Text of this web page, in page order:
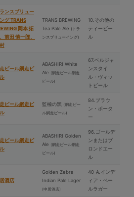
ランスブリュー
グ TRANS
岡本 拓
前⽥ 慎一郎、
TRANS BREWING
Tea Pale Ale (トラ
ンスブリューイング)
10.その他の
ティービー
ル
ビール網走ビ
ABASHIRI White
Ale (網走ビール網走
ビール)
67.ベルジャ
ンスタイ
ル・ヴィッ
トビール
ビール網走ビ
監極の⿊ (網走ビー
ル網走ビール)
84.ブラウ
ン・ポータ
ー
ビール網走ビ
ABASHIRI Golden
Ale (網走ビール網走
ビール)
96.ゴールデ
ンまたはブ
ロンドエー
ル
酒店
Golden Zebra
Indian Pale Lager
(中居酒店)
40-A.インデ
ィア・ペー
ルラガー